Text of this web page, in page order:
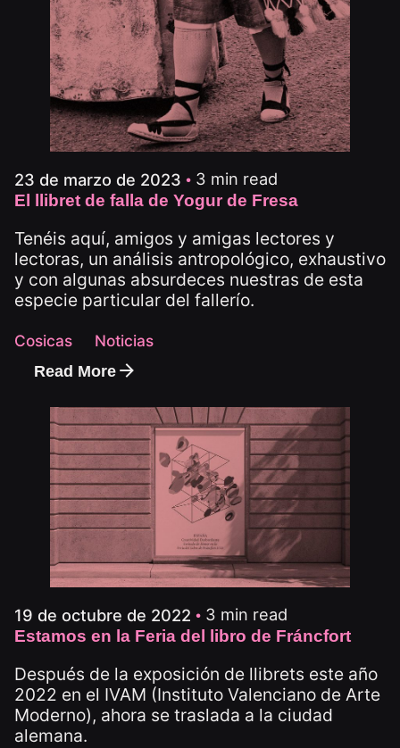
23 de marzo de 2023 3 min read
El llibret de falla de Yogur de Fresa
Tenéis aquí, amigos y amigas lectores y
lectoras, un análisis antropológico, exhaustivo
y con algunas absurdeces nuestras de esta
especie particular del fallerío.
Cosicas
Noticias
Read More
19 de octubre de 2022 3 min read
Estamos en la Feria del libro de Fráncfort
Después de la exposición de llibrets este año
2022 en el IVAM (Instituto Valenciano de Arte
Moderno), ahora se traslada a la ciudad
alemana.